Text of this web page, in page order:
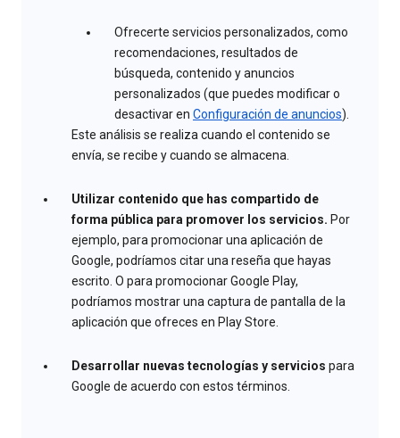
Ofrecerte servicios personalizados, como
recomendaciones, resultados de
búsqueda, contenido y anuncios
personalizados (que puedes modificar o
desactivar en Configuración de anuncios).
Este análisis se realiza cuando el contenido se
envía, se recibe y cuando se almacena.
Utilizar contenido que has compartido de
forma pública para promover los servicios. Por
ejemplo, para promocionar una aplicación de
Google, podríamos citar una reseña que hayas
escrito. O para promocionar Google Play,
podríamos mostrar una captura de pantalla de la
aplicación que ofreces en Play Store.
Desarrollar nuevas tecnologías y servicios para
Google de acuerdo con estos términos.